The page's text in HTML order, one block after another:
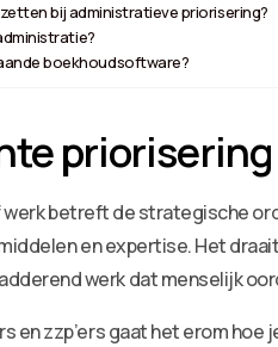
bij administratieve priorisering?
boekhoudsoftware?
betreft de strategische
en expertise. Het
werk dat menselijk
en zzp’ers gaat het erom